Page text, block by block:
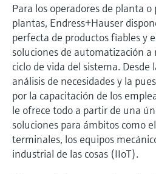
Para los operadores de planta
plantas, Endress+Hauser
perfecta de productos fiables y
soluciones de automatización
ciclo de vida del sistema.
análisis de necesidades y la
por la capacitación de los
le ofrece todo a partir de una
soluciones para ámbitos como
terminales, los equipos
industrial de las cosas (IIoT).